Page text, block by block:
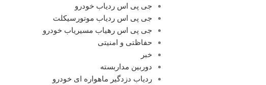
جی پی اس ردیاب خودرو
جی پی اس ردیاب موتورسیکلت
جی پی اس رهیاب مسیریاب خودرو
حفاظتی و امنیتی
خبر
دوربین مداربسته
ردیاب دزدگیر ماهواره ای خودرو